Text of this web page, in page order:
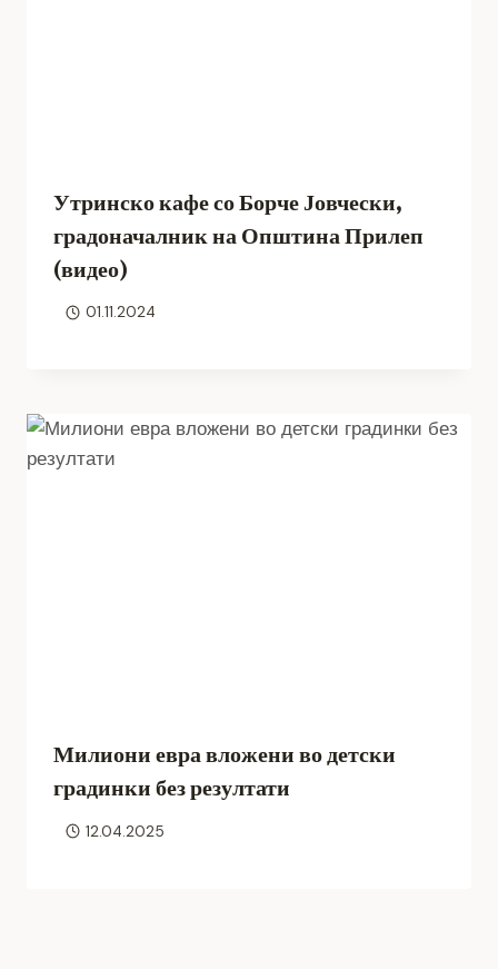
Утринско кафе со Борче Јовчески,
градоначалник на Општина Прилеп
(видео)
01.11.2024
Милиони евра вложени во детски
градинки без резултати
12.04.2025